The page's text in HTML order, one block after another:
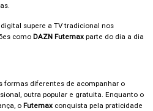
supere a TV tradicional nos
como DAZN Futemax parte do dia a dia
formas diferentes de acompanhar o
outra popular e gratuita. Enquanto o
o Futemax conquista pela praticidade